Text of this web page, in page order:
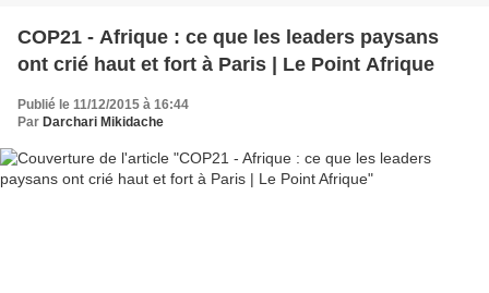
COP21 - Afrique : ce que les leaders paysans
ont crié haut et fort à Paris | Le Point Afrique
Publié le 11/12/2015 à 16:44
Par Darchari Mikidache